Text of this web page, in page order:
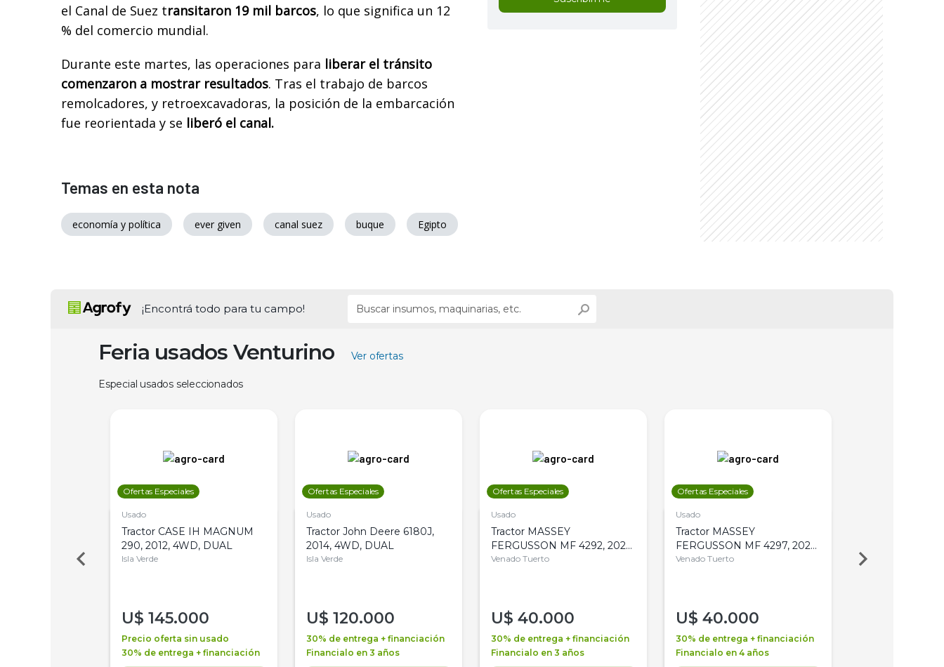
el Canal de Suez transitaron 19 mil barcos, lo que significa un 12
% del comercio mundial.
Durante este martes, las operaciones para liberar el tránsito
comenzaron a mostrar resultados. Tras el trabajo de barcos
remolcadores, y retroexcavadoras, la posición de la embarcación
fue reorientada y se liberó el canal.
Temas en esta nota
economía y política ever given canal suez buque Egipto
¡Encontrá todo para tu campo!
Feria usados Venturino Ver ofertas
Especial usados seleccionados
Ofertas Especiales
Usado
Tractor CASE IH MAGNUM
290, 2012, 4WD, DUAL
Isla Verde
U$ 145.000
Precio oferta sin usado
30% de entrega + financiación
Ofertas Especiales
Usado
Tractor John Deere 6180J,
2014, 4WD, DUAL
Isla Verde
U$ 120.000
30% de entrega + financiación
Financialo en 3 años
Ofertas Especiales
Usado
Tractor MASSEY
FERGUSSON MF 4292, 2020,
4WD, PATON
Venado Tuerto
U$ 40.000
30% de entrega + financiación
Financialo en 3 años
Ofertas Especiales
Usado
Tractor MASSEY
FERGUSSON MF 4297, 2020,
4WD, PATON
Venado Tuerto
U$ 40.000
30% de entrega + financiación
Financialo en 4 años
Venado Tuerto